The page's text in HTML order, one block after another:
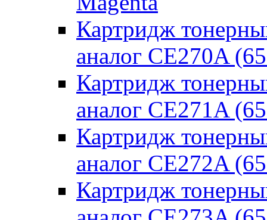
Картридж
аналог CE270A
Картридж
аналог CE271A
Картридж
аналог CE272A
Картридж